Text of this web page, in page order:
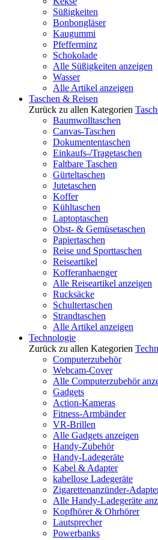
Süßigkeiten
Bonbongläser
Kaugummi
Pfefferminz
Schokolade
Alle Süßigkeiten anzeigen
Wasser
Alle Artikel anzeigen
Taschen & Reisen
Zurück zu allen Kategorien
Baumwolltaschen
Canvas-Taschen
Dokumententaschen
Einkaufs-/Tragetaschen
Faltbare Taschen
Gürteltaschen
Jutetaschen
Koffer
Kühltaschen
Laptoptaschen
Obst- & Gemüsetaschen
Papiertaschen
Reise und Sporttaschen
Reiseartikel
Kofferanhaenger
Alle Reiseartikel anzeigen
Rucksäcke
Schultertaschen
Strandtaschen
Alle Artikel anzeigen
Technologie
Zurück zu allen Kategorien
Computerzubehör
Webcam-Cover
Alle Computerzubehör
Gadgets
Action-Kameras
Fitness-Armbänder
VR-Brillen
Alle Gadgets anzeigen
Handy-Zubehör
Handy-Ladegeräte
Kabel & Adapter
kabellose Ladegeräte
Zigarettenanzünder-
Alle Handy-Ladegeräte
Kopfhörer & Ohrhörer
Lautsprecher
Powerbanks